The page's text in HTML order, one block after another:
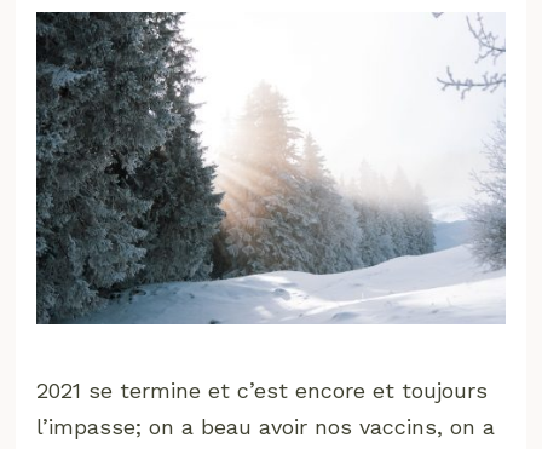
2021 se termine et c’est encore et toujours
l’impasse; on a beau avoir nos vaccins, on a